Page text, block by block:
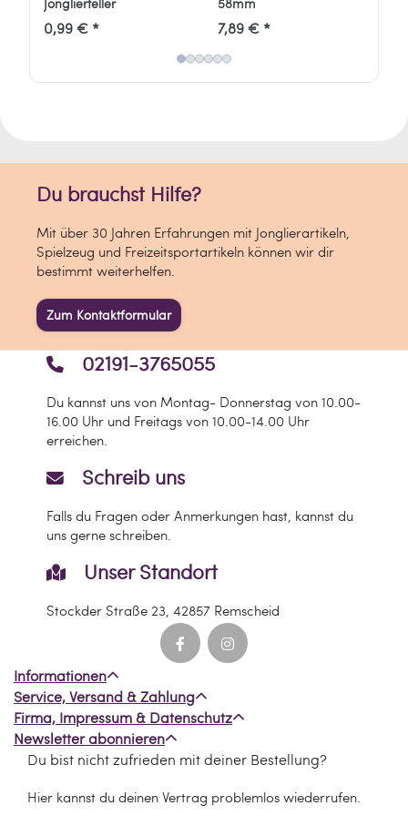
Informationen zum Hersteller:
Verantwortlich für dieses Produkt ist der
Belgien
info[at]eureka-puzzle.eu
0,99 € * 7,89 € *
Du brauchst Hilfe?
Mit über 30 Jahren Erfahrungen mit Jonglierartikeln,
Spielzeug und Freizeitsportartikeln können wir dir
bestimmt weiterhelfen.
Zum Kontaktformular
Schreib uns
Falls du Fragen oder Anmerkungen hast, kannst du
uns gerne schreiben.
02191-3765055
Du kannst uns von Montag- Donnerstag von 10.00-
16.00 Uhr und Freitags von 10.00-14.00 Uhr
erreichen.
Unser Standort
Stockder Straße 23, 42857 Remscheid
Informationen
Service, Versand & Zahlung
Firma, Impressum & Datenschutz
Newsletter abonnieren
Du bist nicht zufrieden mit deiner Bestellung?
Hier kannst du deinen Vertrag problemlos wiederrufen.